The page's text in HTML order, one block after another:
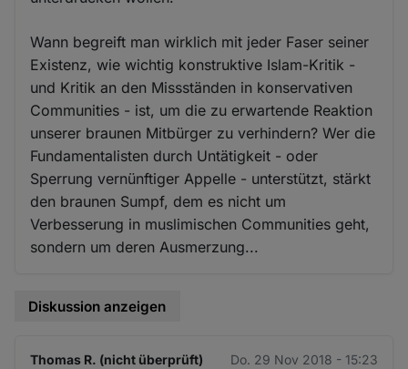
Wann begreift man wirklich mit jeder Faser seiner
Existenz, wie wichtig konstruktive Islam-Kritik -
und Kritik an den Missständen in konservativen
Communities - ist, um die zu erwartende Reaktion
unserer braunen Mitbürger zu verhindern? Wer die
Fundamentalisten durch Untätigkeit - oder
Sperrung vernünftiger Appelle - unterstützt, stärkt
den braunen Sumpf, dem es nicht um
Verbesserung in muslimischen Communities geht,
sondern um deren Ausmerzung...
Diskussion anzeigen
Thomas R. (nicht überprüft) Do. 29 Nov 2018 - 15:23